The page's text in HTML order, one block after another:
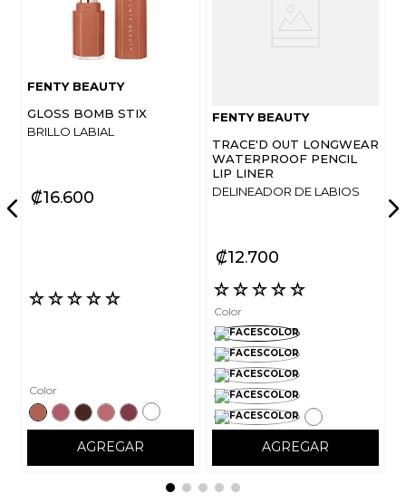
FENTY BEAUTY
GLOSS BOMB STIX
BRILLO LABIAL
₡16600
☆☆☆☆☆
Color
AGREGAR
FENTY BEAUTY
TRACE'D OUT LONGWEAR
WATERPROOF PENCIL
LIP LINER
DELINEADOR DE LABIOS
₡12 700
☆☆☆☆☆
Color
AGREGAR